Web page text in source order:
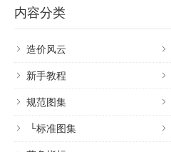
内容分类
造价风云
新手教程
规范图集
└标准图集